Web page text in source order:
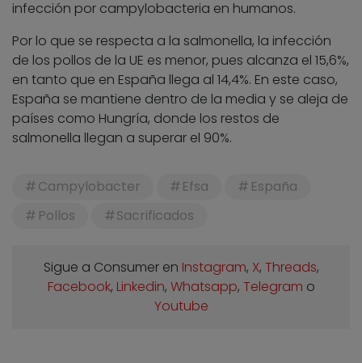
infección por campylobacteria en humanos.
Por lo que se respecta a la salmonella, la infección
de los pollos de la UE es menor, pues alcanza el 15,6%,
en tanto que en España llega al 14,4%. En este caso,
España se mantiene dentro de la media y se aleja de
países como Hungría, donde los restos de
salmonella llegan a superar el 90%.
Campylobacter Efsa
España
Pollos
Sacrificados
Sigue a Consumer en Instagram, X, Threads,
Facebook, Linkedin, Whatsapp, Telegram o
Youtube